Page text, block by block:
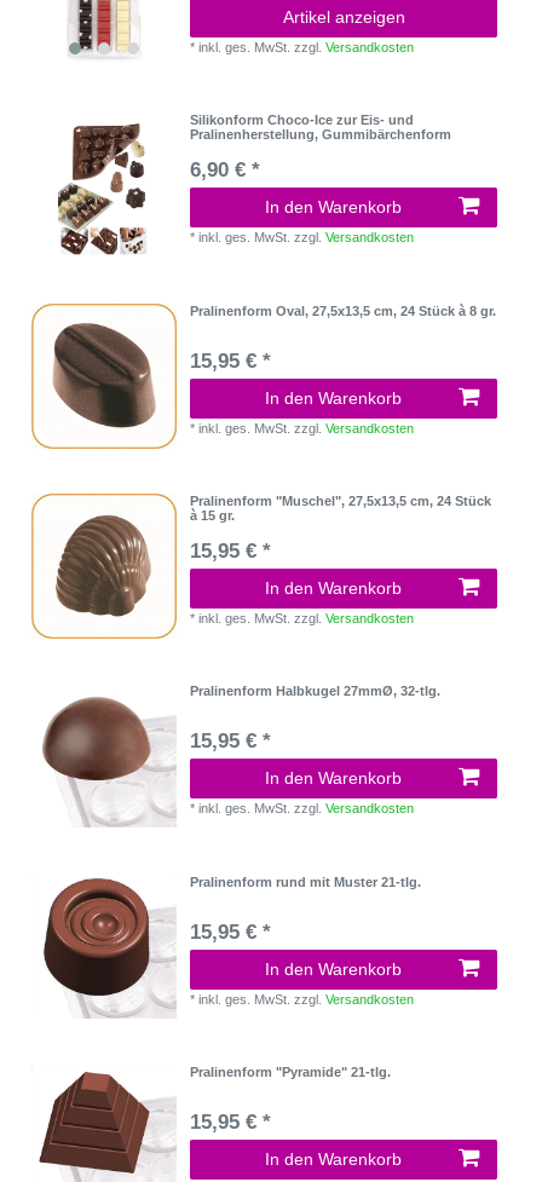
Artikel anzeigen
*inkl. ges. MwSt. zzgl.Versandkosten
Silikonform Choco-Ice zur Eis- und
Pralinenherstellung, Gummibärchenform
6,90 € *
In den Warenkorb
*inkl. ges. MwSt. zzgl.Versandkosten
Pralinenform Oval, 27,5x13,5 cm, 24 Stück à 8 gr.
15,95 € *
In den Warenkorb
*inkl. ges. MwSt. zzgl.Versandkosten
Pralinenform "Muschel", 27,5x13,5 cm, 24 Stück
à 15 gr.
15,95 € *
In den Warenkorb
*inkl. ges. MwSt. zzgl.Versandkosten
Pralinenform Halbkugel 27mmØ, 32-tlg.
15,95 € *
In den Warenkorb
*inkl. ges. MwSt. zzgl.Versandkosten
Pralinenform rund mit Muster 21-tlg.
15,95 € *
In den Warenkorb
*inkl. ges. MwSt. zzgl.Versandkosten
Pralinenform "Pyramide" 21-tlg.
15,95 € *
In den Warenkorb